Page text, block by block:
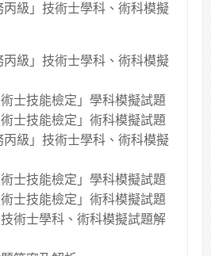
級」技術士學科、術科模擬
級」技術士學科、術科模擬
術士技能檢定」學科模擬試題
術士技能檢定」術科模擬試題
級」技術士學科、術科模擬
術士技能檢定」學科模擬試題
術士技能檢定」術科模擬試題
技術士學科、術科模擬試題解